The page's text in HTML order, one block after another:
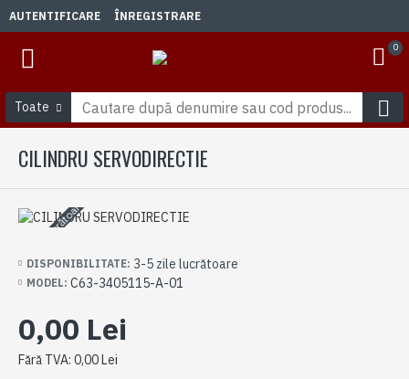
AUTENTIFICARE ÎNREGISTRARE
0
Toate
CILINDRU SERVODIRECTIE
3-5 zile lucrătoare
DISPONIBILITATE: 3-5 zile lucrătoare
MODEL: C63-3405115-A-01
0,00 Lei
Fără TVA: 0,00 Lei